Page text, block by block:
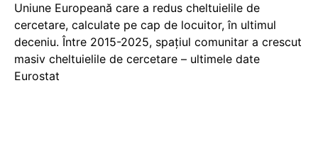
Uniune Europeană care a redus cheltuielile de
cercetare, calculate pe cap de locuitor, în ultimul
deceniu. Între 2015-2025, spațiul comunitar a crescut
masiv cheltuielile de cercetare – ultimele date
Eurostat